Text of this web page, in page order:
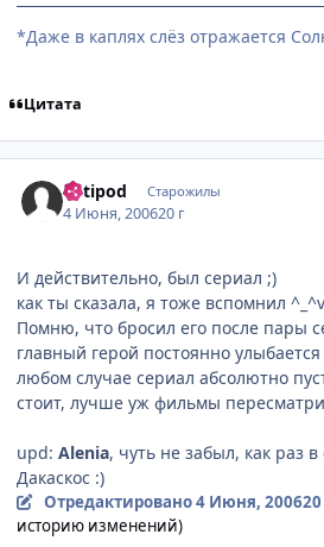
*Даже в каплях слёз отражается
Цитата
antipod Старожилы
4 Июня, 200620 г
И действительно, был сериал ;)
как ты сказала, я тоже вспомнил
Помню, что бросил его после пары
главный герой постоянно
любом случае сериал абсолютно
стоит, лучше уж фильмы
upd: Alenia, чуть не забыл, как раз
Дакаскос :)
Отредактировано4 Июня, 200620
историю изменений)